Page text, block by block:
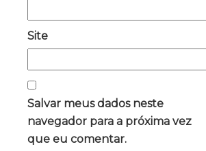
Site
Salvar meus dados neste
navegador para a próxima vez
que eu comentar.